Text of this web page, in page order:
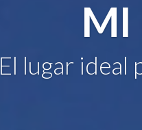
MI
El lugar ideal